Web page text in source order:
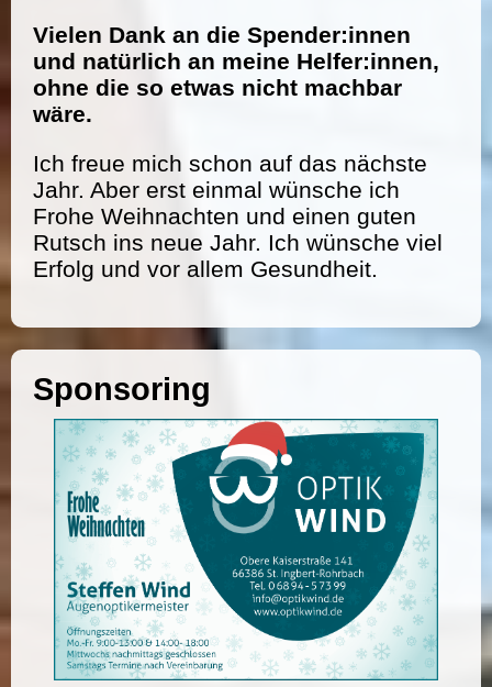
Vielen Dank an die Spender:innen
und natürlich an meine Helfer:innen,
ohne die so etwas nicht machbar
wäre.
Ich freue mich schon auf das nächste
Jahr. Aber erst einmal wünsche ich
Frohe Weihnachten und einen guten
Rutsch ins neue Jahr. Ich wünsche viel
Erfolg und vor allem Gesundheit.
Sponsoring